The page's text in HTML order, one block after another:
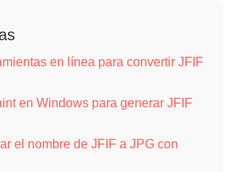
en línea para convertir JFIF
en Windows para generar JFIF
el nombre de JFIF a JPG con